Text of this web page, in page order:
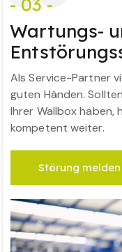
Wartungs-
Als Service-Partner
guten Händen.
Ihrer Wallbox haben,
kompetent weiter.
Störung melden